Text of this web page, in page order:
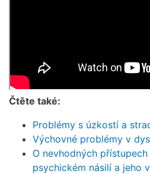
Čtěte také:
Problémy s úzkostí a
Výchovné problémy v
O nevhodných
psychickém násilí a jeho